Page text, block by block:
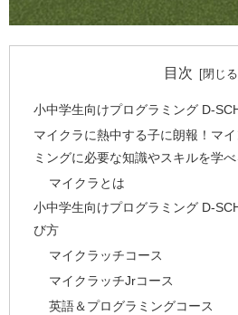
目次
小中学生向けプログラミング D-
マイクラに熱中する子に朗報！マ
ミングに必要な知識やスキルを学べ
マイクラとは
小中学生向けプログラミング D-
び方
マイクラッチコース
マイクラッチJrコース
英語＆プログラミングコース